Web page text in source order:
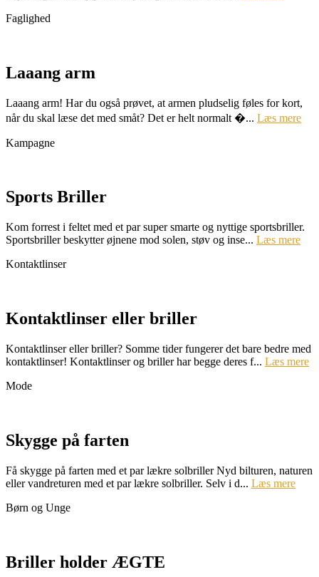
Faglighed
Laaang arm
Laaang arm! Har du også prøvet, at armen pludselig føles for kort,
når du skal læse det med småt? Det er helt normalt �... Læs mere
Kampagne
Sports Briller
Kom forrest i feltet med et par super smarte og nyttige sportsbriller.
Sportsbriller beskytter øjnene mod solen, støv og inse... Læs mere
Kontaktlinser
Kontaktlinser eller briller
Kontaktlinser eller briller? Somme tider fungerer det bare bedre med
kontaktlinser! Kontaktlinser og briller har begge deres f... Læs mere
Mode
Skygge på farten
Få skygge på farten med et par lækre solbriller Nyd bilturen, naturen
eller vandreturen med et par lækre solbriller. Selv i d... Læs mere
Børn og Unge
Briller holder ÆGTE